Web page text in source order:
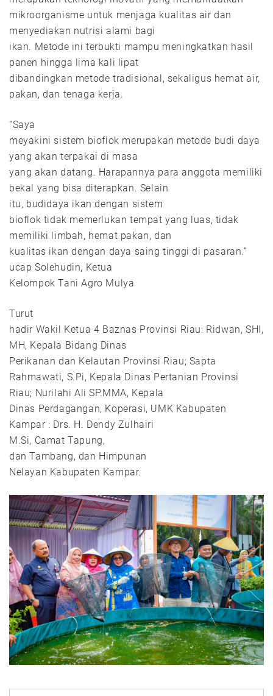
mikroorganisme untuk menjaga kualitas air dan
menyediakan nutrisi alami bagi
ikan. Metode ini terbukti mampu meningkatkan hasil
panen hingga lima kali lipat
dibandingkan metode tradisional, sekaligus hemat air,
pakan, dan tenaga kerja.
“Saya
meyakini sistem bioflok merupakan metode budi daya
yang akan terpakai di masa
yang akan datang. Harapannya para anggota memiliki
bekal yang bisa diterapkan. Selain
itu, budidaya ikan dengan sistem
bioflok tidak memerlukan tempat yang luas, tidak
memiliki limbah, hemat pakan, dan
kualitas ikan dengan daya saing tinggi di pasaran.”
ucap Solehudin, Ketua
Kelompok Tani Agro Mulya
Turut
hadir Wakil Ketua 4 Baznas Provinsi Riau: Ridwan, SHI,
MH, Kepala Bidang Dinas
Perikanan dan Kelautan Provinsi Riau; Sapta
Rahmawati, S.Pi, Kepala Dinas Pertanian Provinsi
Riau; Nurilahi Ali SP.MMA, Kepala
Dinas Perdagangan, Koperasi, UMK Kabupaten
Kampar : Drs. H. Dendy Zulhairi
M.Si, Camat Tapung,
dan Tambang, dan Himpunan
Nelayan Kabupaten Kampar.